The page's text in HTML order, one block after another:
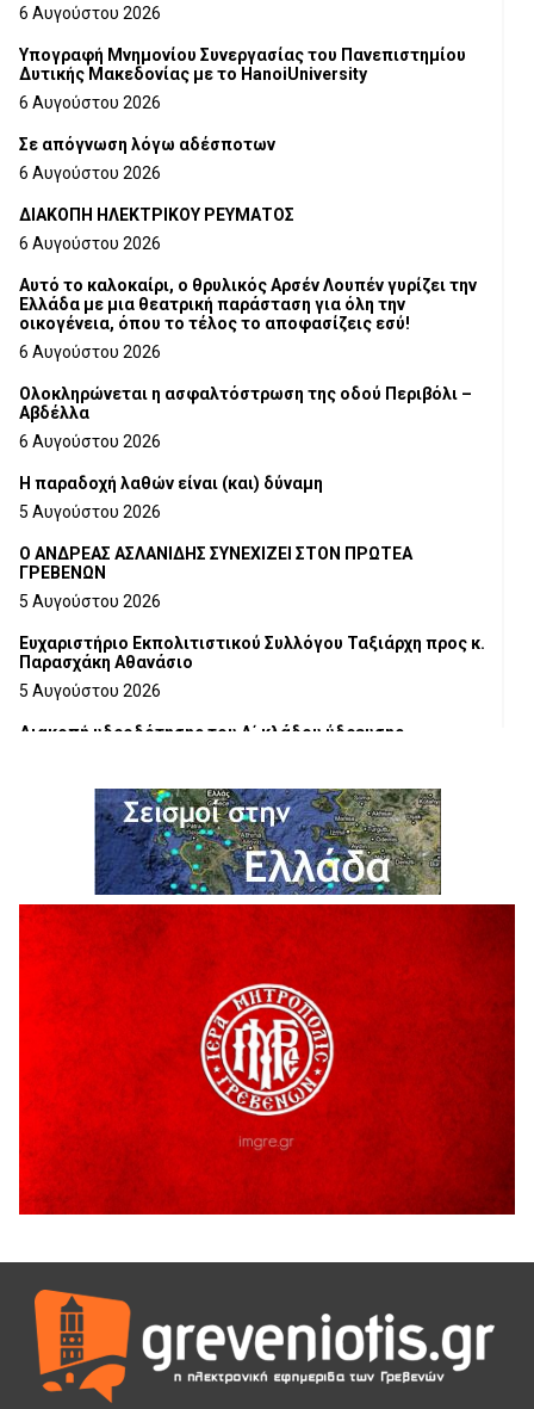
6 Αυγούστου 2026
Υπογραφή Μνημονίου Συνεργασίας του Πανεπιστημίου
Δυτικής Μακεδονίας με το HanoiUniversity
6 Αυγούστου 2026
Σε απόγνωση λόγω αδέσποτων
6 Αυγούστου 2026
ΔΙΑΚΟΠΗ ΗΛΕΚΤΡΙΚΟΥ ΡΕΥΜΑΤΟΣ
6 Αυγούστου 2026
Αυτό το καλοκαίρι, ο θρυλικός Αρσέν Λουπέν γυρίζει την
Ελλάδα με μια θεατρική παράσταση για όλη την
οικογένεια, όπου το τέλος το αποφασίζεις εσύ!
6 Αυγούστου 2026
Ολοκληρώνεται η ασφαλτόστρωση της οδού Περιβόλι –
Αβδέλλα
6 Αυγούστου 2026
H παραδοχή λαθών είναι (και) δύναμη
5 Αυγούστου 2026
Ο ΑΝΔΡΕΑΣ ΑΣΛΑΝΙΔΗΣ ΣΥΝΕΧΙΖΕΙ ΣΤΟΝ ΠΡΩΤΕΑ
ΓΡΕΒΕΝΩΝ
5 Αυγούστου 2026
Ευχαριστήριο Εκπολιτιστικού Συλλόγου Ταξιάρχη προς κ.
Παρασχάκη Αθανάσιο
5 Αυγούστου 2026
Διακοπή υδροδότησης του Α΄ κλάδου ύδρευσης
Η Marseaux στα Γρεβενά για μια μοναδική συναυλία
5 Αυγούστου 2026
Θερινό Σινεμά στο πλαίσιο του «Πολιτιστικού
Καλοκαιριού 2026» με την βραβευμένη ταινία «Μικρές
Ανάσες».
5 Αυγούστου 2026
Γρεβενά: Συνελήφθη 18χρονος αλλοδαπός, για κλοπή
εξοπλισμού γυμναστηρίου
ΑΗ ΛΑΟΣ | 5 Αυγούστου | Υπαίθριο Θέατρο “Καστράκι”,
5 Αυγούστου 2026
41η Γιορτή Κρασιού στο Τρίκωμο – «Γιορτή Παράδοσης»
5 Αυγούστου 2026
ΕΥΧΑΡΙΣΤΙΕΣ Φυσιολατρικού Συλλόγου Γρεβενών
4 Αυγούστου 2026
Έκτακτη χρηματοδότηση 400.000€ για επιπλέον εργασίες